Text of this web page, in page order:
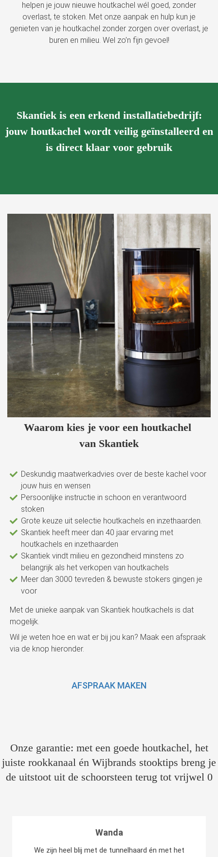
helpen je jouw nieuwe houtkachel wél goed, zonder
overlast, te stoken. Met onze aanpak en hulp kun je
genieten van je houtkachel zonder zorgen over overlast, je
buren en milieu. Wel zo’n fijn gevoel!
Skantiek is een erkend installatiebedrijf:
jouw houtkachel wordt veilig geïnstalleerd en
is direct klaar voor gebruik
Waarom kies je voor een houtkachel
van Skantiek
Deskundig maatwerkadvies over de beste kachel voor
jouw huis en wensen
Persoonlijke instructie in schoon en verantwoord
stoken
Grote keuze uit selectie houtkachels en inzethaarden.
Skantiek heeft meer dan 40 jaar ervaring met
houtkachels en inzethaarden
Skantiek vindt milieu en gezondheid minstens zo
belangrijk als het verkopen van houtkachels
Meer dan 3000 tevreden & bewuste stokers gingen je
voor
Met de unieke aanpak van Skantiek houtkachels is dat
mogelijk.
Wil je weten hoe en wat er bij jou kan? Maak een afspraak
via de knop hieronder.
AFSPRAAK MAKEN
Onze garantie: met een goede houtkachel, het
juiste rookkanaal én Wijbrands stooktips breng je
de uitstoot uit de schoorsteen terug tot vrijwel 0
Wanda
We zijn heel blij met de tunnelhaard én met het